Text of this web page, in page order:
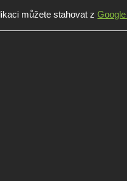
můžete stahovat z